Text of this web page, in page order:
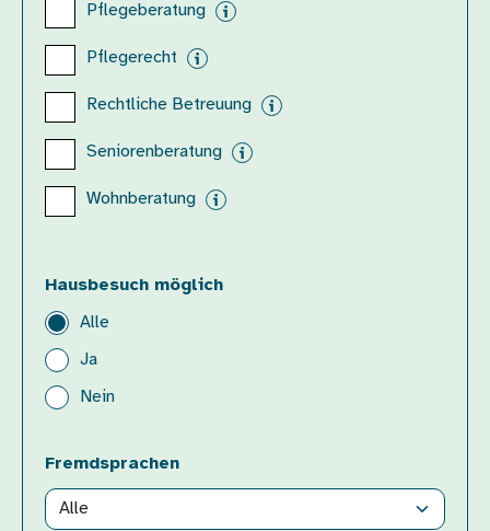
Pflegeberatung
Pflegerecht
Rechtliche Betreuung
Seniorenberatung
Wohnberatung
Hausbesuch möglich
Alle
Ja
Nein
Fremdsprachen